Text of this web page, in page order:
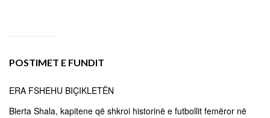
POSTIMET E FUNDIT
ERA FSHEHU BIÇIKLETËN
Blerta Shala, kapitene që shkroi historinë e futbollit femëror në